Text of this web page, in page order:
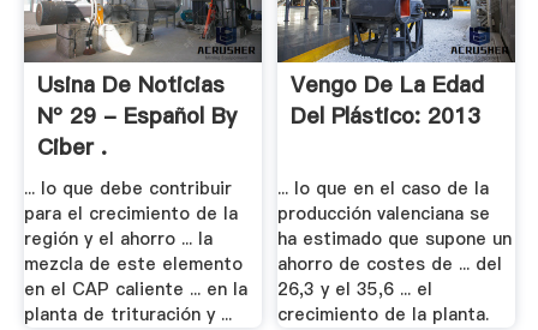
Usina De Noticias
Nº 29 - Español By
Ciber .
... lo que debe contribuir
para el crecimiento de la
región y el ahorro ... la
mezcla de este elemento
en el CAP caliente ... en la
planta de trituración y ...
Vengo De La Edad
Del Plástico: 2013
... lo que en el caso de la
producción valenciana se
ha estimado que supone un
ahorro de costes de ... del
26,3 y el 35,6 ... el
crecimiento de la planta.